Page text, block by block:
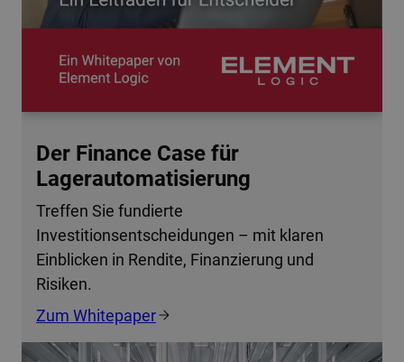
Der Finance Case für
Lagerautomatisierung
Treffen Sie fundierte
Investitionsentscheidungen – mit klaren
Einblicken in Rendite, Finanzierung und
Risiken.
Zum Whitepaper